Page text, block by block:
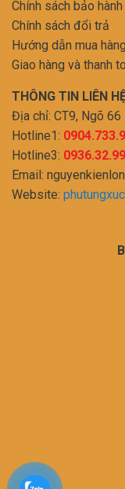
Chính sách bảo hành
Chính sách đổi trả
Hướng dẫn mua hàng
Giao hàng và thanh
THÔNG TIN LIÊN
Địa chỉ: CT9, Ngõ
Hotline1:
Hotline3:
Email:
Website: